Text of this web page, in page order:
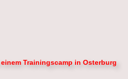
Trainingscamp in Osterburg